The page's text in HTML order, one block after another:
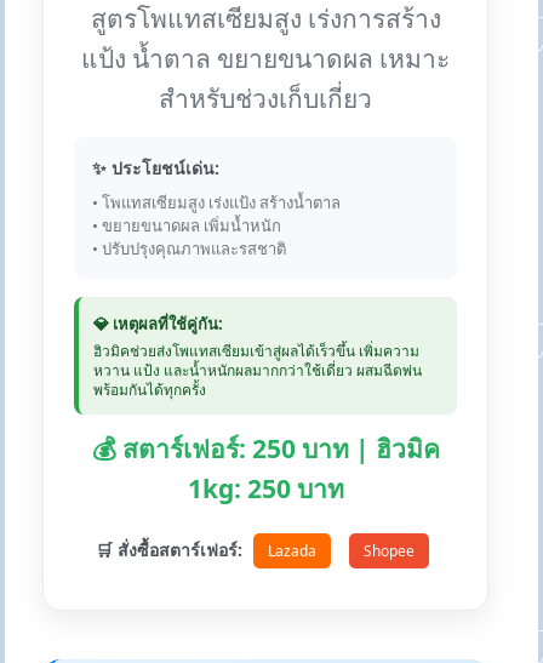
สูตรโพแทสเซียมสูง เร่งการสร้าง
แป้ง น้ำตาล ขยายขนาดผล เหมาะ
สำหรับช่วงเก็บเกี่ยว
✨ ประโยชน์เด่น:
• โพแทสเซียมสูง เร่งแป้ง สร้างน้ำตาล
• ขยายขนาดผล เพิ่มน้ำหนัก
• ปรับปรุงคุณภาพและรสชาติ
💎 เหตุผลที่ใช้คู่กัน:
ฮิวมิคช่วยส่งโพแทสเซียมเข้าสู่ผลได้เร็วขึ้น เพิ่มความ
หวาน แป้ง และน้ำหนักผลมากกว่าใช้เดี่ยว ผสมฉีดพ่น
พร้อมกันได้ทุกครั้ง
💰 สตาร์เฟอร์: 250 บาท | ฮิวมิค
1kg: 250 บาท
🛒 สั่งซื้อสตาร์เฟอร์: Lazada Shopee